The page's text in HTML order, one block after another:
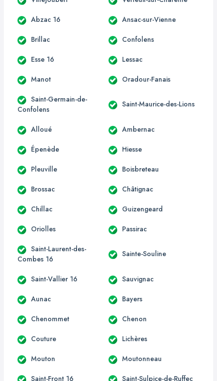
Abzac 16 Ansac-sur-Vienne
Brillac Confolens
Esse 16 Lessac
Manot Oradour-Fanais
Saint-Germain-de-
Confolens
Saint-Maurice-des-Lions
Alloué Ambernac
Épenède Hiesse
Pleuville Boisbreteau
Brossac Châtignac
Chillac Guizengeard
Oriolles Passirac
Saint-Laurent-des-
Combes 16
Sainte-Souline
Saint-Vallier 16 Sauvignac
Aunac Bayers
Chenommet Chenon
Couture Lichères
Mouton Moutonneau
Saint-Front 16 Saint-Sulpice-de-Ruffec